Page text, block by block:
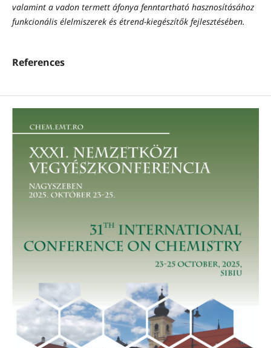
valamint a vadon termett áfonya fenntartható hasznosításához
funkcionális élelmiszerek és étrend-kiegészítők fejlesztésében.
References